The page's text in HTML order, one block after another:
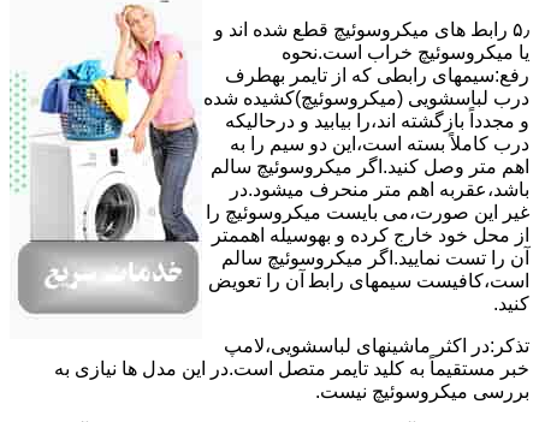
۵٫ رابط های ﻣﯿﮑﺮوﺳﻮﺋﯿﭻ ﻗﻄﻊ شده اند و
ﯾﺎ ﻣﯿﮑﺮوﺳﻮﺋﯿﭻ ﺧﺮاب اﺳﺖ.نحوه
رفع:سیمهای راﺑﻄﯽ ﮐﻪ از ﺗﺎﯾﻤﺮ بهطرف
درب لباسشویی (ﻣﯿﮑﺮوﺳﻮﺋﯿﭻ)کشیده شده
و مجدداً بازگشته اند،را ﺑﯿﺎﺑﯿﺪ و درحالیکه
درب کاملاً ﺑﺴﺘﻪ اﺳﺖ،اﯾﻦ دو ﺳﯿﻢ را ﺑﻪ
اﻫﻢ ﻣﺘﺮ وصل کنید.اﮔﺮ ﻣﯿﮑﺮوﺳﻮﺋﯿﭻ ﺳﺎﻟﻢ
ﺑﺎﺷﺪ،ﻋﻘﺮﺑﻪ اهم متر ﻣﻨﺤﺮف میشود.در
ﻏﯿﺮ اﯾﻦ ﺻﻮرت،می بایست ﻣﯿﮑﺮوﺳﻮﺋﯿﭻ را
از ﻣﺤﻞ خود ﺧﺎرج کرده و بهوسیله اهممتر
آن را ﺗﺴﺖ ﻧﻤﺎﯾﯿﺪ.اﮔﺮ ﻣﯿﮑﺮوﺳﻮﺋﯿﭻ ﺳﺎﻟﻢ
اﺳﺖ،ﮐﺎﻓﯿﺴﺖ سیمهای راﺑﻄ آن را ﺗﻌﻮﯾﺾ
کنید.
ﺗﺬﮐﺮ:در اﮐﺜﺮ ماشینهای لباسشویی،ﻻﻣﭗ
ﺧﺒﺮ مستقیماً ﺑﻪ ﮐﻠﯿﺪ ﺗﺎﯾﻤﺮ ﻣﺘﺼﻞ اﺳﺖ.در اﯾﻦ مدل ها ﻧﯿﺎزی ﺑﻪ
بررسی ﻣﯿﮑﺮوﺳﻮﺋﯿﭻ نیست.